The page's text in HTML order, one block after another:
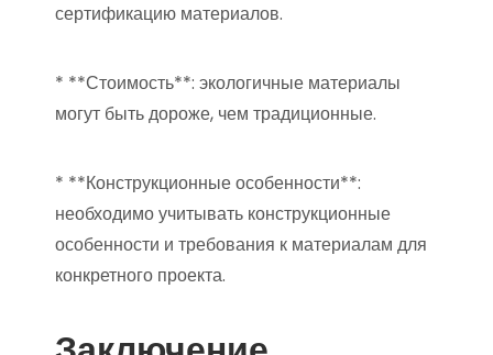
сертификацию материалов.
* **Стоимость**: экологичные материалы
могут быть дороже, чем традиционные.
* **Конструкционные особенности**:
необходимо учитывать конструкционные
особенности и требования к материалам для
конкретного проекта.